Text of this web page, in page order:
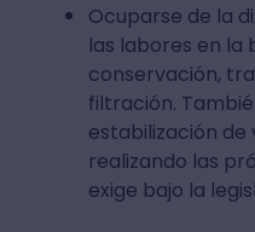
Ocuparse de la
las labores en la
conservación,
filtración.
estabilización de
realizando las
exige bajo la